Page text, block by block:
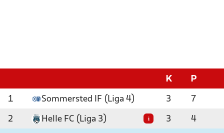
K P
1 Sommersted IF (Liga 4) 3 7
2 Helle FC (Liga 3) i 3 4